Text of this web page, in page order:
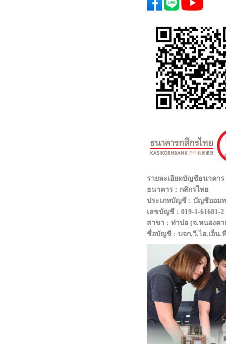
รายละเอียดบัญชีธนาคาร
ธนาคาร : กสิกรไทย
ประเภทบัญชี : บัญชีออม
เลขบัญชี : 019-1-61681-2
สาขา : ท่าบ่อ (จ.หนองคา
ชื่อบัญชี : บจก.วี.ไอ.เอ็น.